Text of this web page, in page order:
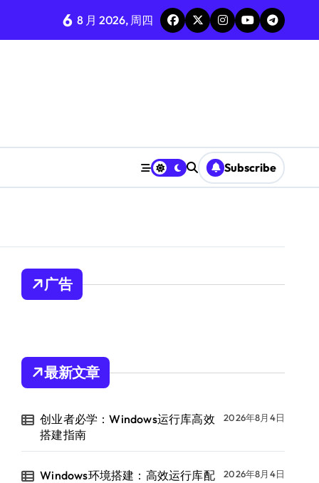
6 8 月 2026, 周四
Subscribe
广告
最新文章
创业者必学：Windows运行库高效
搭建指南
2026年8月4日
Windows环境搭建：高效运行库配
2026年8月4日